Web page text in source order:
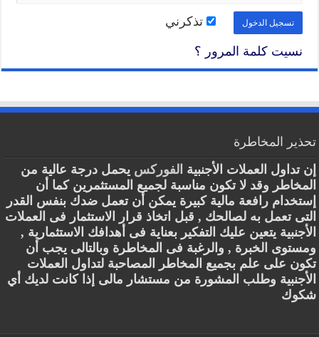
تذكرني
نسيت كلمة المرور ؟
تحذير المخاطرة
إن تداول العملات الأجنبية الفوركس يحمل درجة عالية من
المخاطر وقد لا تكون مناسبة لجميع المستثمرين كما أن
إستخدام رافعة مالية كبيرة يمكن أن تعمل ضدك بنفس القدر
التى تعمل به لصالحك , قبل اتخاذ قرار الاستثمار فى العملات
الأجنبية يتعين عليك التفكير بعناية فى أهدافك الاستثمارية ,
ومستوى الخبرة , والرغبة فى المخاطرة وبالتالى يجب أن
تكون على علم بجميع المخاطر المصاحبة لتداول العملات
الأجنبية وطلب المشورة من مستشار مالى إذا كانت لديك أي
شكوك